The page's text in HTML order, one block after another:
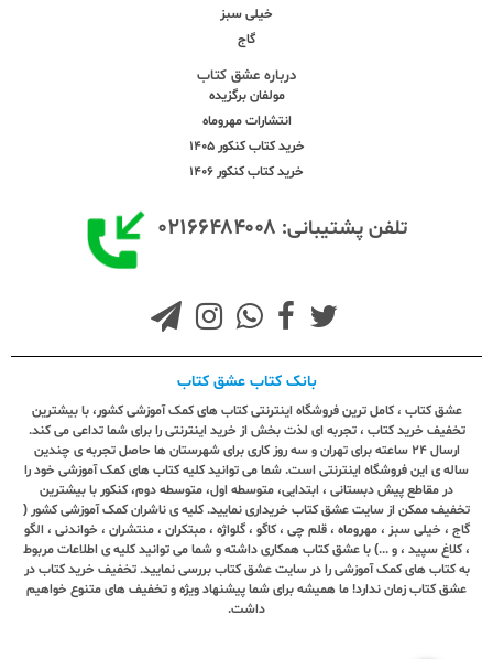
خیلی سبز
گاج
درباره عشق کتاب
مولفان برگزیده
انتشارات مهروماه
خرید کتاب کنکور 1405
خرید کتاب کنکور 1406
تلفن پشتیبانی: ۰۲۱۶۶۴۸۴۰۰۸
بانک کتاب عشق کتاب
عشق کتاب ، کامل ترین فروشگاه اینترنتی کتاب های کمک آموزشی کشور، با بیشترین
تخفیف خرید کتاب ، تجربه ای لذت بخش از خرید اینترنتی را برای شما تداعی می کند.
ارسال ٢٤ ساعته برای تهران و سه روز کاری برای شهرستان ها حاصل تجربه ی چندین
ساله ی این فروشگاه اینترنتی است. شما می توانید کلیه کتاب های کمک آموزشی خود را
در مقاطع پیش دبستانی ، ابتدایی، متوسطه اول، متوسطه دوم، کنکور با بیشترین
تخفیف ممکن از سایت عشق کتاب خریداری نمایید. کلیه ی ناشران کمک آموزشی کشور (
گاج ، خیلی سبز ، مهروماه ، قلم چی ، کاگو ، گلواژه ، مبتکران ، منتشران ، خواندنی ، الگو
، کلاغ سپید ، و ...) با عشق کتاب همکاری داشته و شما می توانید کلیه ی اطلاعات مربوط
به کتاب های کمک آموزشی را در سایت عشق کتاب بررسی نمایید. تخفیف خرید کتاب در
عشق کتاب زمان ندارد! ما همیشه برای شما پیشنهاد ویژه و تخفیف های متنوع خواهیم
داشت.